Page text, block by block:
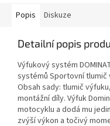
Popis Diskuze
Detailní popis
Výfukový systém
systémů Sportovní tlumič
Obsah sady: tlumič
montážní díly. Výfuk
motocyklu a dodá mu
zvýší výkon a točivý